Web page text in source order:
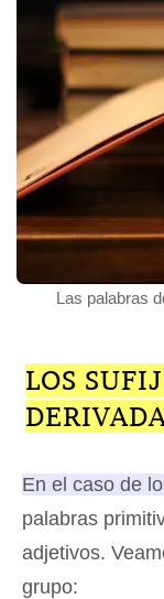
Las palabras
LOS
En el caso de
palabras
adjetivos.
grupo: